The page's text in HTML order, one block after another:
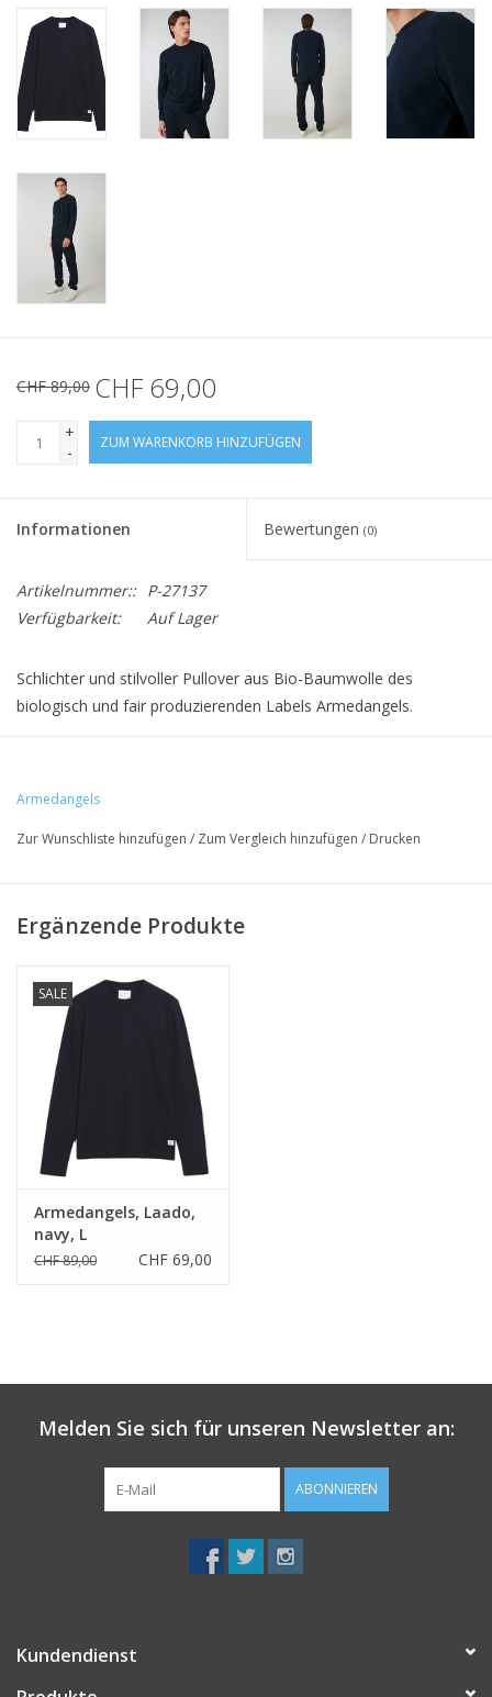
CHF 89,00 CHF 69,00
+
-
ZUM WARENKORB HINZUFÜGEN
Informationen Bewertungen (0)
Artikelnummer:: P-27137
Verfügbarkeit:
Auf Lager
Schlichter und stilvoller Pullover aus Bio-Baumwolle des
biologisch und fair produzierenden Labels Armedangels.
Armedangels
Zur Wunschliste hinzufügen / Zum Vergleich hinzufügen / Drucken
Ergänzende Produkte
SALE
Armedangels, Laado,
navy, L
CHF 89,00 CHF 69,00
Melden Sie sich für unseren Newsletter an:
ABONNIEREN
Kundendienst